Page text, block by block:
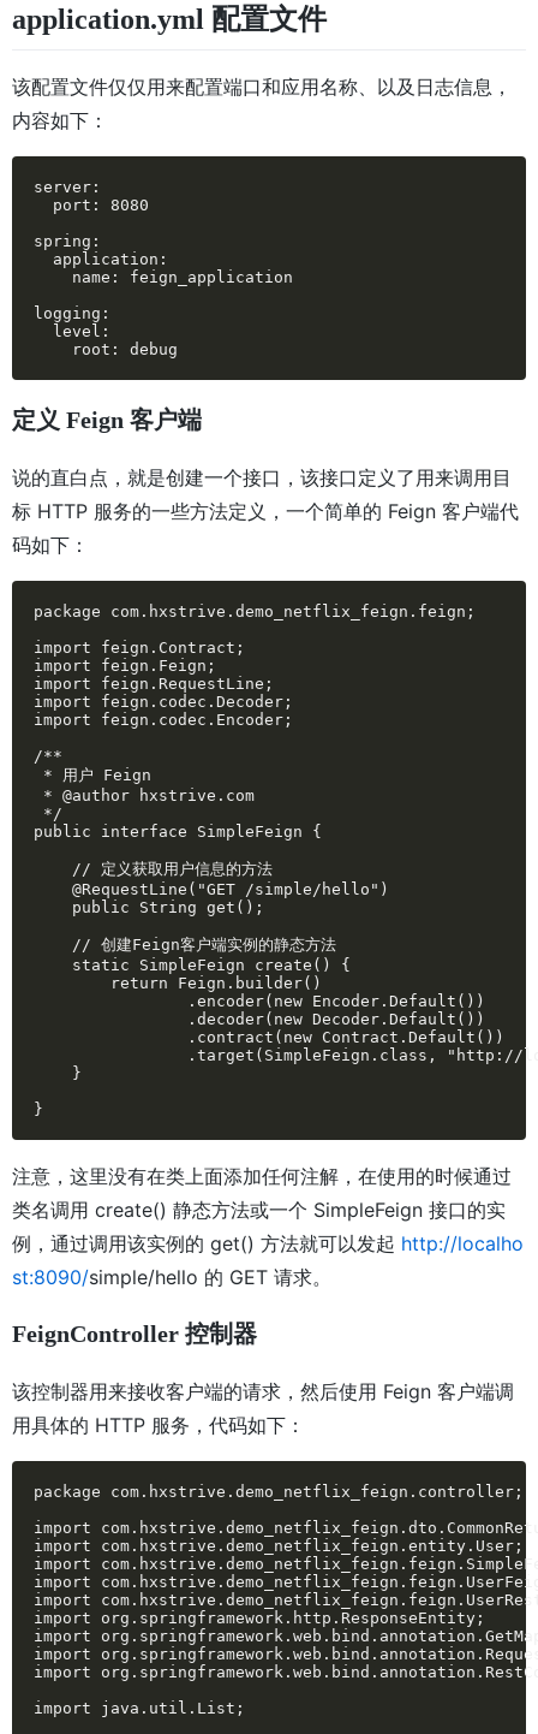
application.yml 配置文件
该配置文件仅仅用来配置端口和应用名称、以及日志信息，
内容如下：
server:
port: 8080
spring:
application:
name: feign_application
logging:
level:
root: debug
定义 Feign 客户端
说的直白点，就是创建一个接口，该接口定义了用来调用目
标 HTTP 服务的一些方法定义，一个简单的 Feign 客户端代
码如下：
package com.hxstrive.demo_netflix_feign.feign;
import feign.Contract;
import feign.Feign;
import feign.RequestLine;
import feign.codec.Decoder;
import feign.codec.Encoder;
/**
* 用户 Feign
* @author hxstrive.com
*/
public interface SimpleFeign {
// 定义获取用户信息的方法
@RequestLine("GET /simple/hello")
public String get();
// 创建Feign客户端实例的静态方法
static SimpleFeign create() {
return Feign.builder()
.encoder(new Encoder.Default())
.decoder(new Decoder.Default())
.contract(new Contract.Default())
.target(SimpleFeign.class, "http://
}
}
注意，这里没有在类上面添加任何注解，在使用的时候通过
类名调用 create() 静态方法或一个 SimpleFeign 接口的实
例，通过调用该实例的 get() 方法就可以发起 http://localho
st:8090/simple/hello 的 GET 请求。
FeignController 控制器
该控制器用来接收客户端的请求，然后使用 Feign 客户端调
用具体的 HTTP 服务，代码如下：
package com.hxstrive.demo_netflix_feign.controller;
import
import com.hxstrive.demo_netflix_feign.entity.User;
import
import
import
import org.springframework.http.ResponseEntity;
import
import
import
import java.util.List;